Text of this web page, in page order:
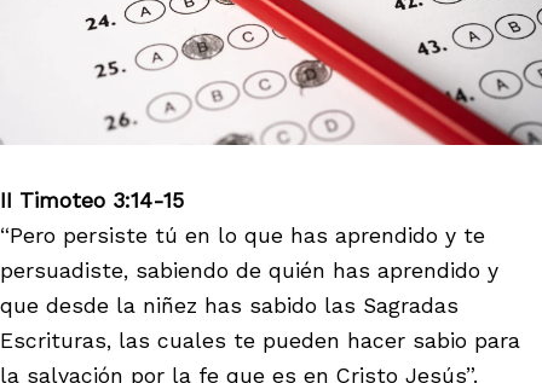
II Timoteo 3:14-15
“Pero persiste tú en lo que has aprendido y te
persuadiste, sabiendo de quién has aprendido y
que desde la niñez has sabido las Sagradas
Escrituras, las cuales te pueden hacer sabio para
la salvación por la fe que es en Cristo Jesús”.